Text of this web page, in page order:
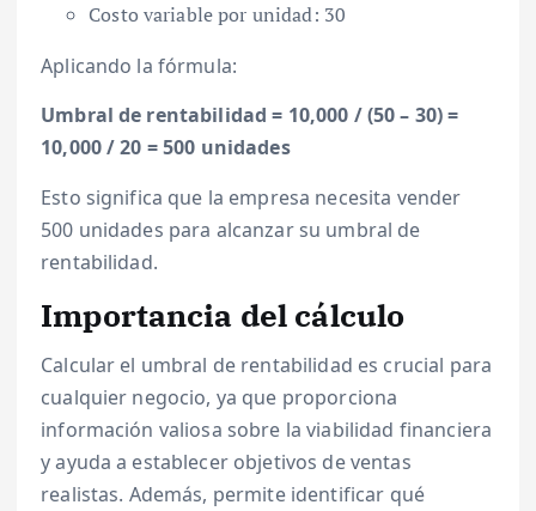
Costo variable por unidad: 30
Aplicando la fórmula:
Umbral de rentabilidad = 10,000 / (50 – 30) =
10,000 / 20 = 500 unidades
Esto significa que la empresa necesita vender
500 unidades para alcanzar su umbral de
rentabilidad.
Importancia del cálculo
Calcular el umbral de rentabilidad es crucial para
cualquier negocio, ya que proporciona
información valiosa sobre la viabilidad financiera
y ayuda a establecer objetivos de ventas
realistas. Además, permite identificar qué